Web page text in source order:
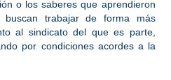
o los saberes que aprendieron
trabajar de forma más
al sindicato del que es parte,
por condiciones acordes a la